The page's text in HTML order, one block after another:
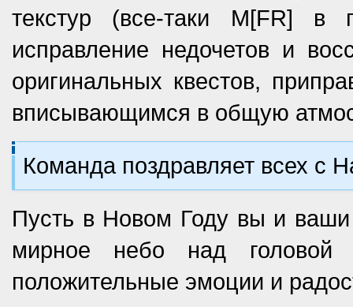
текстур (все-таки M[FR]
исправление недочетов и
оригинальных квестов,
вписывающимся в общую
Команда поздравляет всех
Пусть в Новом Году вы и ваши
мирное небо над
положительные эмоции и